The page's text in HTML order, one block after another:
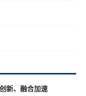
新、融合加速